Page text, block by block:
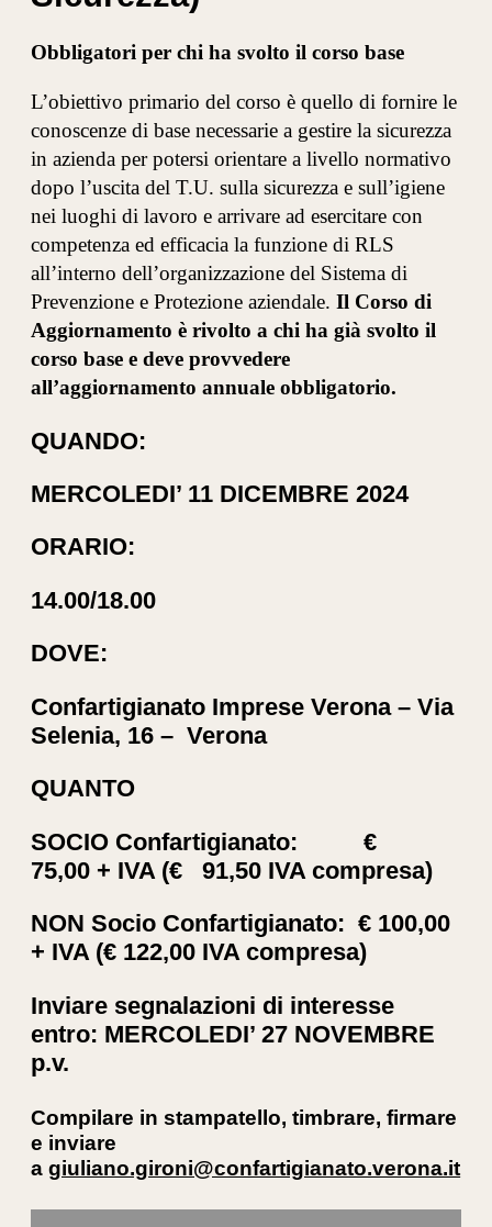
Obbligatori per chi ha svolto il corso base
L’obiettivo primario del corso è quello di fornire le
conoscenze di base necessarie a gestire la sicurezza
in azienda per potersi orientare a livello normativo
dopo l’uscita del T.U. sulla sicurezza e sull’igiene
nei luoghi di lavoro e arrivare ad esercitare con
competenza ed efficacia la funzione di RLS
all’interno dell’organizzazione del Sistema di
Prevenzione e Protezione aziendale.Il Corso di
Aggiornamento è rivolto a chi ha già svolto il
corso base e deve provvedere
all’aggiornamento annuale obbligatorio.
QUANDO:
MERCOLEDI’ 11 DICEMBRE 2024
ORARIO:
14.00/18.00
DOVE:
Confartigianato Imprese Verona – Via
Selenia, 16 – Verona
QUANTO
SOCIO Confartigianato:€
75,00 + IVA (€ 91,50 IVA compresa)
NON Socio Confartigianato:€ 100,00
+ IVA (€ 122,00 IVA compresa)
Inviare segnalazioni di interesse
entro: MERCOLEDI’ 27 NOVEMBRE
p.v.
Compilare in stampatello, timbrare, firmare
e inviare
agiuliano.gironi@confartigianato.verona.it